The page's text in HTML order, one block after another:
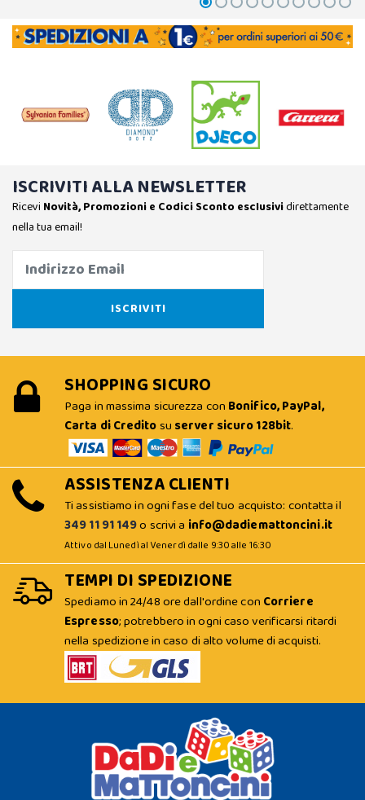
ISCRIVITI ALLA NEWSLETTER
Ricevi Novità, Promozioni e Codici Sconto esclusividirettamente
nella tua email!
SHOPPING SICURO
Paga in massima sicurezza con Bonifico, PayPal,
Carta di Creditosu server sicuro 128bit.
ASSISTENZA CLIENTI
Ti assistiamo in ogni fase del tuo acquisto: contatta il
349 11 91 149o scrivi a info@dadiemattoncini.it
Attivo dal Lunedì al Venerdì dalle 9:30 alle 16:30
TEMPI DI SPEDIZIONE
Spediamo in 24/48 ore dall'ordine con Corriere
Espresso; potrebbero in ogni caso verificarsi ritardi
nella spedizione in caso di alto volume di acquisti.